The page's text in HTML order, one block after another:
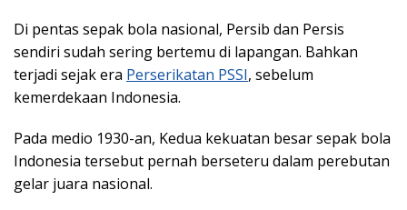
Di pentas sepak bola nasional, Persib dan Persis
sendiri sudah sering bertemu di lapangan. Bahkan
terjadi sejak era Perserikatan PSSI, sebelum
kemerdekaan Indonesia.
Pada medio 1930-an, Kedua kekuatan besar sepak bola
Indonesia tersebut pernah berseteru dalam perebutan
gelar juara nasional.